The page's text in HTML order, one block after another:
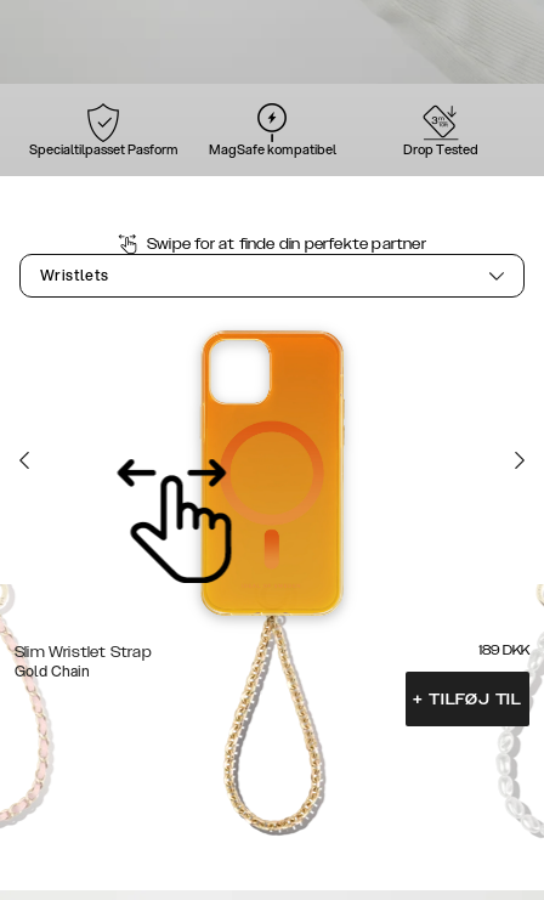
Specialtilpasset Pasform MagSafe kompatibel Drop Tested
Swipe for at finde din perfekte partner
Wristlets
Slim Wristlet Strap
Gold Chain
189 DKK
+ TILFØJ TIL